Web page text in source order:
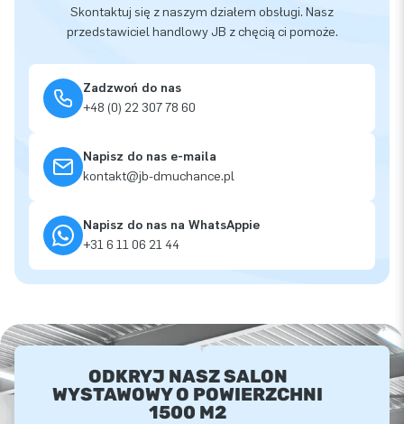
Skontaktuj się z naszym działem obsługi. Nasz
przedstawiciel handlowy JB z chęcią ci pomoże.
Zadzwoń do nas
+48 (0) 22 307 78 60
Napisz do nas e-maila
kontakt@jb-dmuchance.pl
Napisz do nas na WhatsAppie
+31 6 11 06 21 44
ODKRYJ NASZ SALON
WYSTAWOWY O POWIERZCHNI
1500 M2